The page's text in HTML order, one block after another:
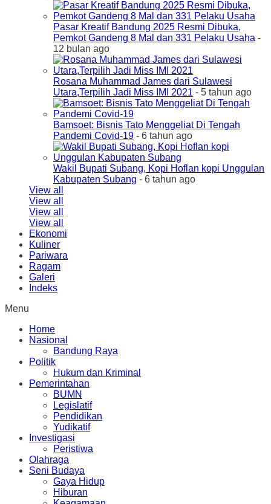
Pasar Kreatif Bandung 2025 Resmi Dibuka,
Pemkot Gandeng 8 Mal dan 331 Pelaku Usaha -
12 bulan ago
Rosana Muhammad James dari Sulawesi
Utara,Terpilih Jadi Miss IMI 2021 - 5 tahun ago
Bamsoet: Bisnis Tato Menggeliat Di Tengah
Pandemi Covid-19 - 6 tahun ago
Wakil Bupati Subang, Kopi Hoflan kopi Unggulan
Kabupaten Subang - 6 tahun ago
View all
View all
View all
View all
Ekonomi
Kuliner
Pariwara
Ragam
Galeri
Indeks
Menu
Home
Nasional
Bandung Raya
Politik
Hukum dan Kriminal
Pemerintahan
BUMN
Legislatif
Pendidikan
Yudikatif
Investigasi
Peristiwa
Olahraga
Seni Budaya
Gaya Hidup
Hiburan